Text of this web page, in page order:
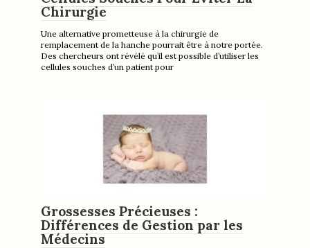
Chirurgie
Une alternative prometteuse à la chirurgie de
remplacement de la hanche pourrait être à notre portée.
Des chercheurs ont révélé qu’il est possible d’utiliser les
cellules souches d’un patient pour
Grossesses Précieuses :
Différences de Gestion par les
Médecins